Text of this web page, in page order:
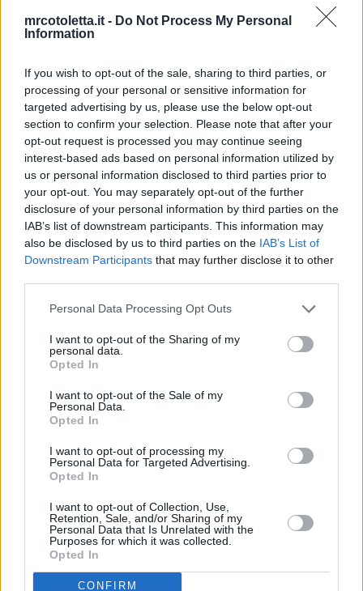
mrcotoletta.it - Do Not Process My Personal
Information
If you wish to opt-out of the sale, sharing to third parties, or
processing of your personal or sensitive information for
targeted advertising by us, please use the below opt-out
section to confirm your selection. Please note that after your
opt-out request is processed you may continue seeing
interest-based ads based on personal information utilized by
us or personal information disclosed to third parties prior to
your opt-out. You may separately opt-out of the further
disclosure of your personal information by third parties on the
IAB’s list of downstream participants. This information may
also be disclosed by us to third parties on the IAB’s List of
Downstream Participants that may further disclose it to other
Personal Data Processing Opt Outs
I want to opt-out of the Sharing of my
personal data.
Opted In
I want to opt-out of the Sale of my
Personal Data.
Opted In
I want to opt-out of processing my
Personal Data for Targeted Advertising.
Opted In
I want to opt-out of Collection, Use,
Retention, Sale, and/or Sharing of my
Personal Data that Is Unrelated with the
Purposes for which it was collected.
Opted In
CONFIRM
Nel settore della ristorazione, la capacità di
essenziale per restare competitivi. L’evoluzione
digitale ha aperto strade innovative,
permettendo a ristoranti, bistrot, pizzerie e
locali gourmet di ampliare la propria offerta
attraverso un negozio online dedicato al
merchandising e ai prodotti gastronomici. Dalle
box degustazione ai sughi artigianali, dai …